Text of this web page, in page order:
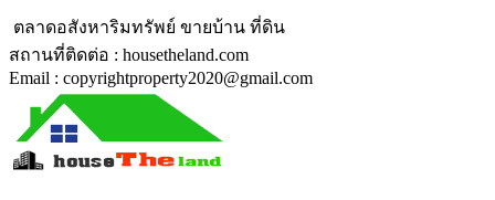
ตลาดอสังหาริมทรัพย์ ขายบ้าน ที่ดิน
สถานที่ติดต่อ : housetheland.com
Email : copyrightproperty2020@gmail.com